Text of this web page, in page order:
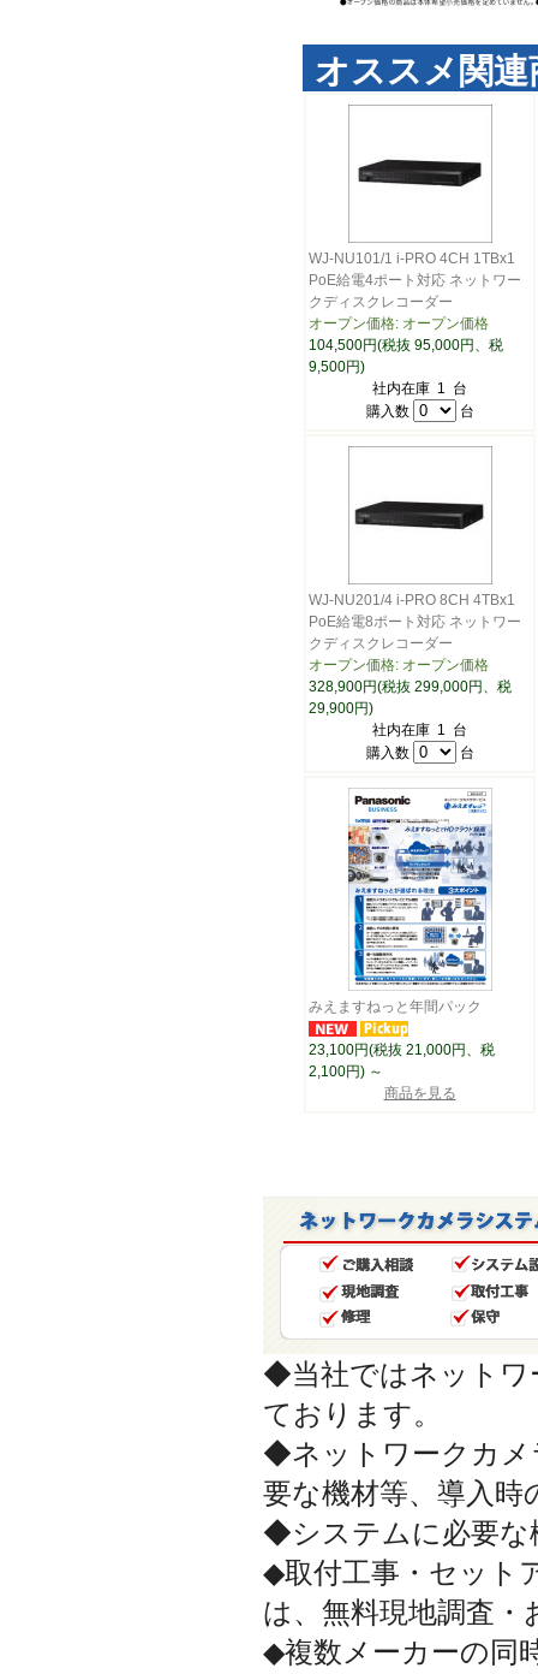
オススメ関
WJ-NU101/1 i-PRO 4CH 1TBx1
PoE給電4ポート対応 ネットワー
クディスクレコーダー
オープン価格: オープン価格
104,500円(税抜 95,000円、税
9,500円)
社内在庫 1 台
購入数
台
WJ-NU201/4 i-PRO 8CH 4TBx1
PoE給電8ポート対応 ネットワー
クディスクレコーダー
オープン価格: オープン価格
328,900円(税抜 299,000円、税
29,900円)
社内在庫 1 台
購入数
台
みえますねっと年間パック
23,100円(税抜 21,000円、税
2,100円) ～
商品を見る
◆当社ではネットワ
ております。
◆ネットワークカメ
要な機材等、導入
◆システムに必要な
◆取付工事・セット
は、無料現地調査
◆複数メーカーの同